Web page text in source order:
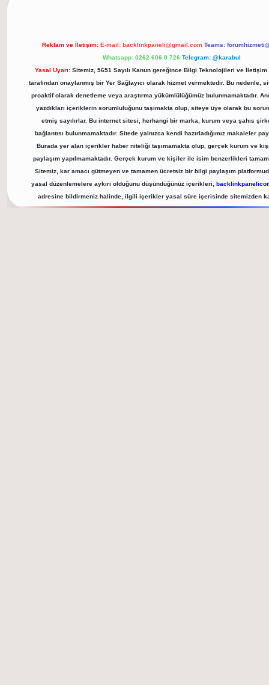
Reklam ve İletişim: E-mail: backlinkpaneli@gmail.com Teams:
Whatsapp: 0262 606 0 726 Telegram: @karabul
Yasal Uyarı:Sitemiz, 5651 Sayılı Kanun gereğince Bilgi Teknolojileri ve İletişim
tarafından onaylanmış bir Yer Sağlayıcı olarak hizmet vermektedir. Bu nedenle,
proaktif olarak denetleme veya araştırma yükümlülüğümüz bulunmamaktadır.
yazdıkları içeriklerin sorumluluğunu taşımakta olup, siteye üye olarak bu
etmiş sayılırlar. Bu internet sitesi, herhangi bir marka, kurum veya şahıs
bağlantısı bulunmamaktadır. Sitede yalnızca kendi hazırladığımız makaleler
Burada yer alan içerikler haber niteliği taşımamakta olup, gerçek kurum ve
paylaşım yapılmamaktadır. Gerçek kurum ve kişiler ile isim benzerlikleri
Sitemiz, kar amacı gütmeyen ve tamamen ücretsiz bir bilgi paylaşım
yasal düzenlemelere aykırı olduğunu düşündüğünüz içerikleri,
adresine bildirmeniz halinde, ilgili içerikler yasal süre içerisinde sitemizden